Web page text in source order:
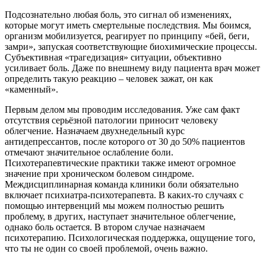
Подсознательно любая боль, это сигнал об изменениях,
которые могут иметь смертельные последствия. Мы боимся,
организм мобилизуется, реагирует по принципу «бей, беги,
замри», запуская соответствующие биохимические процессы.
Субъективная «трагедизация» ситуации, объективно
усиливает боль. Даже по внешнему виду пациента врач может
определить такую реакцию – человек зажат, он как
«каменный».
Первым делом мы проводим исследования. Уже сам факт
отсутствия серьёзной патологии приносит человеку
облегчение. Назначаем двухнедельный курс
антидепрессантов, после которого от 30 до 50% пациентов
отмечают значительное ослабление боли.
Психотерапевтические практики также имеют огромное
значение при хроническом болевом синдроме.
Междисциплинарная команда клиники боли обязательно
включает психиатра-психотерапевта. В каких-то случаях с
помощью интервенций мы можем полностью решить
проблему, в других, наступает значительное облегчение,
однако боль остается. В втором случае назначаем
психотерапию. Психологическая поддержка, ощущение того,
что ты не один со своей проблемой, очень важно.